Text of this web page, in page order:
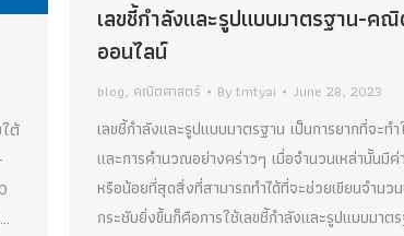
เลขชี้กำลังและรูปแบบมาตรฐาน-ค
ออนไลน์
blog, คณิตศาสตร์ Bytmtyai June 28, 2023
เลขชี้กำลังและรูปแบบมาตรฐาน เป็นการยากที่จะท
และการคำนวณอย่างคร่าวๆ เมื่อจำนวนเหล่านั้นมี
หรือน้อยที่สุดสิ่งที่สามารถทำได้ที่จะช่วยเขียนจำนว
กระชับยิ่งขึ้นก็คือการใช้เลขชี้กำลังและรูปแบบมาต
ต้